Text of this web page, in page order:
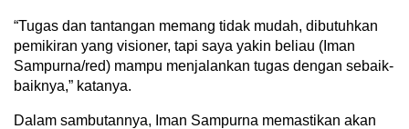
“Tugas dan tantangan memang tidak mudah, dibutuhkan
pemikiran yang visioner, tapi saya yakin beliau (Iman
Sampurna/red) mampu menjalankan tugas dengan sebaik-
baiknya,” katanya.
Dalam sambutannya, Iman Sampurna memastikan akan